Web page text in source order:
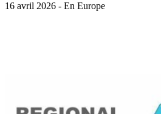
16 avril 2026 - En Europe